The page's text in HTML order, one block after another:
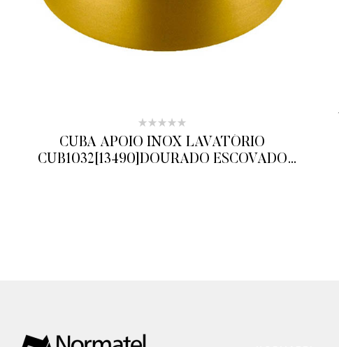
CUBA APOIO INOX LAVATÓRIO
CUB1032[13490]DOURADO ESCOVADO